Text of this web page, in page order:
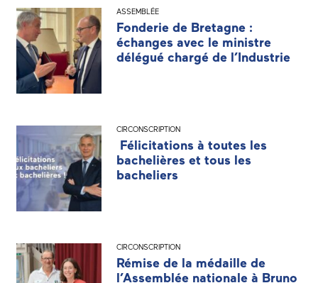
ASSEMBLÉE
Fonderie de Bretagne :
échanges avec le ministre
délégué chargé de l’Industrie
CIRCONSCRIPTION
Félicitations à toutes les
bachelières et tous les
bacheliers
CIRCONSCRIPTION
Rémise de la médaille de
l’Assemblée nationale à Bruno